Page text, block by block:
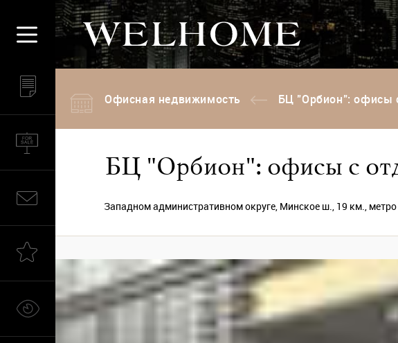
Офисная недвижимость БЦ "Орбион": офисы
БЦ "Орбион": офисы с
Западном административном округе, Минское ш., 19 км., метро